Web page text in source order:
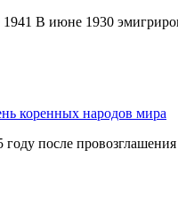
1941 В июне 1930
коренных народов мира
году после